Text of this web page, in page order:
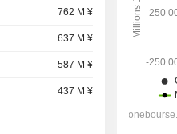
762 M ¥
637 M ¥
587 M ¥
437 M ¥